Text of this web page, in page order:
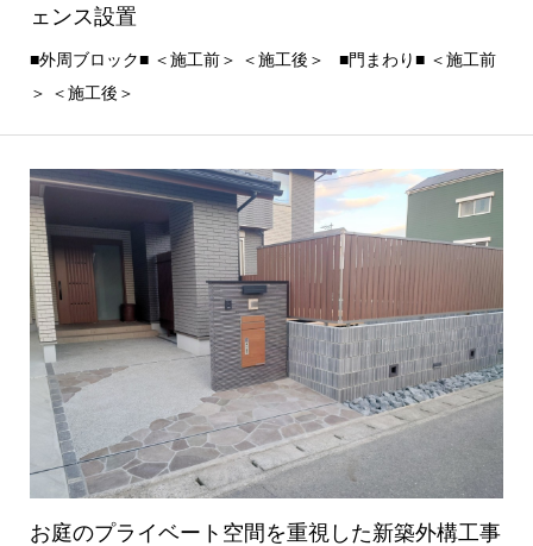
ェンス設置
■外周ブロック■ ＜施工前＞ ＜施工後＞ ■門まわり■ ＜施工前
＞ ＜施工後＞
お庭のプライベート空間を重視した新築外構工事